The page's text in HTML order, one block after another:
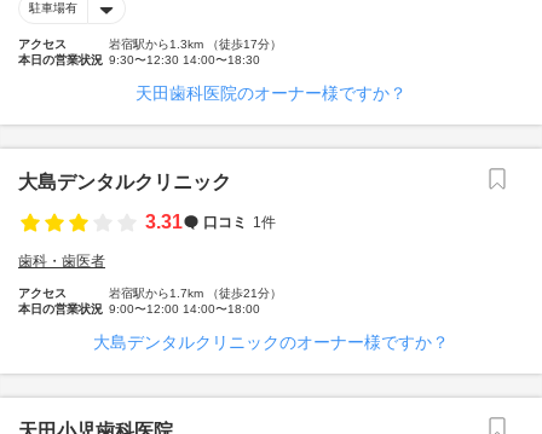
駐車場有
アクセス
岩宿駅から1.3km （徒歩17分）
本日の営業状況 9:30〜12:30 14:00〜18:30
天田歯科医院のオーナー様ですか？
大島デンタルクリニック
3.31
口コミ 1件
歯科・歯医者
アクセス
岩宿駅から1.7km （徒歩21分）
本日の営業状況 9:00〜12:00 14:00〜18:00
大島デンタルクリニックのオーナー様ですか？